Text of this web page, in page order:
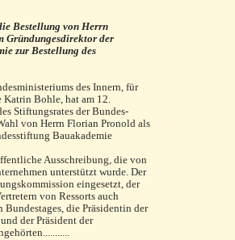
Bestellung von Herrn
Gründungesdirektor der
zur Bestellung des
des Innern, für
Katrin Bohle, hat am 12.
Stiftungs­rates der Bun­des­
von Herrn Florian Pronold als
Bau­akademie
Ausschreibung, die von
unter­stützt wurde. Der
eingesetzt, der
von Ressorts auch
Bundestages, die Präsidentin der
der Präsident der